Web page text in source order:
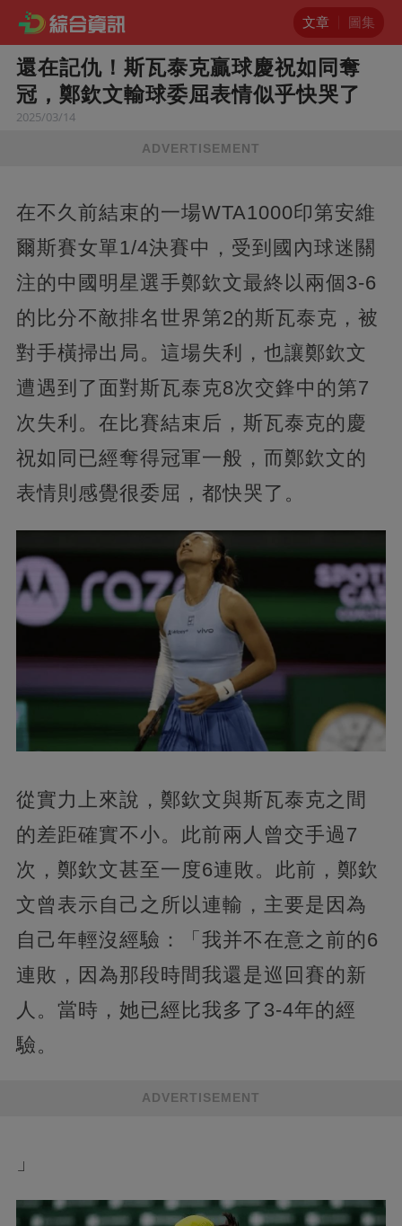
文章 圖集
還在記仇！斯瓦泰克贏球慶祝如同奪
冠，鄭欽文輸球委屈表情似乎快哭了
2025/03/14
ADVERTISEMENT
在不久前結束的一場WTA1000印第安維
爾斯賽女單1/4決賽中，受到國內球迷關
注的中國明星選手鄭欽文最終以兩個3-6
的比分不敵排名世界第2的斯瓦泰克，被
對手橫掃出局。這場失利，也讓鄭欽文
遭遇到了面對斯瓦泰克8次交鋒中的第7
次失利。在比賽結束后，斯瓦泰克的慶
祝如同已經奪得冠軍一般，而鄭欽文的
表情則感覺很委屈，都快哭了。
從實力上來說，鄭欽文與斯瓦泰克之間
的差距確實不小。此前兩人曾交手過7
次，鄭欽文甚至一度6連敗。此前，鄭欽
文曾表示自己之所以連輸，主要是因為
自己年輕沒經驗：「我并不在意之前的6
連敗，因為那段時間我還是巡回賽的新
人。當時，她已經比我多了3-4年的經
驗。
ADVERTISEMENT
」